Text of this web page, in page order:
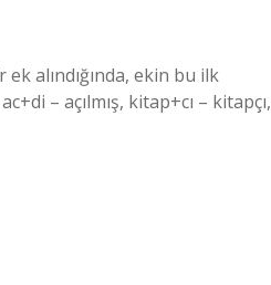
alındığında, ekin bu ilk
– açılmış, kitap+cı – kitapçı,